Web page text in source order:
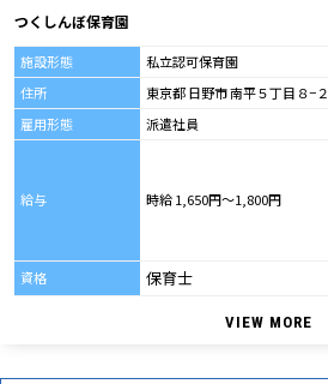
つくしんぼ保育園
施設形態
私立認可保育園
住所
東京都 日野市 南平５丁目８−２
雇用形態
派遣社員
給与 時給 1,650円～1,800円
資格 保育士
VIEW MORE